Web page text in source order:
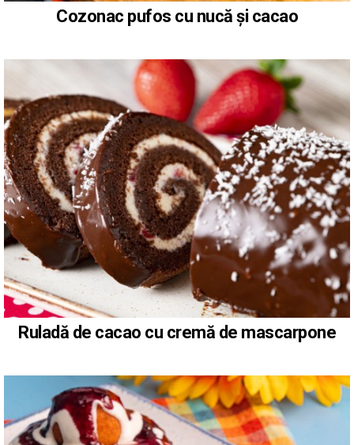
Cozonac pufos cu nucă și cacao
Ruladă de cacao cu cremă de mascarpone